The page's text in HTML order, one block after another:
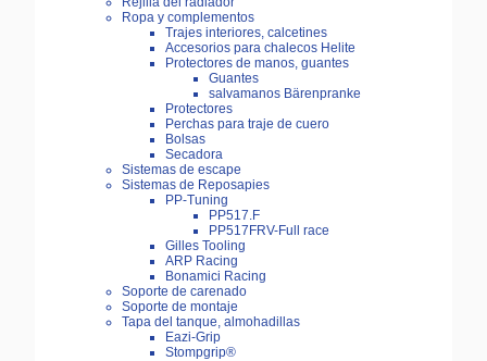
Ropa y complementos
Trajes interiores, calcetines
Accesorios para chalecos Helite
Protectores de manos, guantes
Guantes
salvamanos Bärenpranke
Protectores
Perchas para traje de cuero
Bolsas
Secadora
Sistemas de escape
Sistemas de Reposapies
PP-Tuning
PP517.F
PP517FRV-Full race
Gilles Tooling
ARP Racing
Bonamici Racing
Soporte de carenado
Soporte de montaje
Tapa del tanque, almohadillas
Eazi-Grip
Stompgrip®